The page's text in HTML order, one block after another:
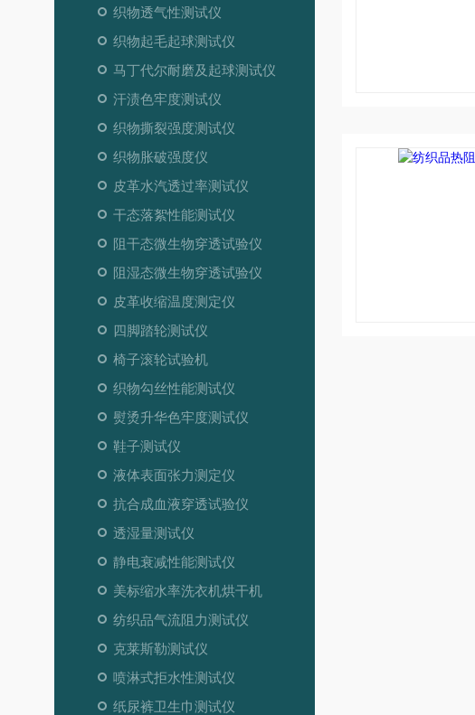
织物透气性测试仪
织物起毛起球测试仪
马丁代尔耐磨及起球测试仪
汗渍色牢度测试仪
织物撕裂强度测试仪
织物胀破强度仪
皮革水汽透过率测试仪
干态落絮性能测试仪
阻干态微生物穿透试验仪
阻湿态微生物穿透试验仪
皮革收缩温度测定仪
四脚踏轮测试仪
椅子滚轮试验机
织物勾丝性能测试仪
熨烫升华色牢度测试仪
鞋子测试仪
液体表面张力测定仪
抗合成血液穿透试验仪
透湿量测试仪
静电衰减性能测试仪
美标缩水率洗衣机烘干机
纺织品气流阻力测试仪
克莱斯勒测试仪
喷淋式拒水性测试仪
纸尿裤卫生巾测试仪